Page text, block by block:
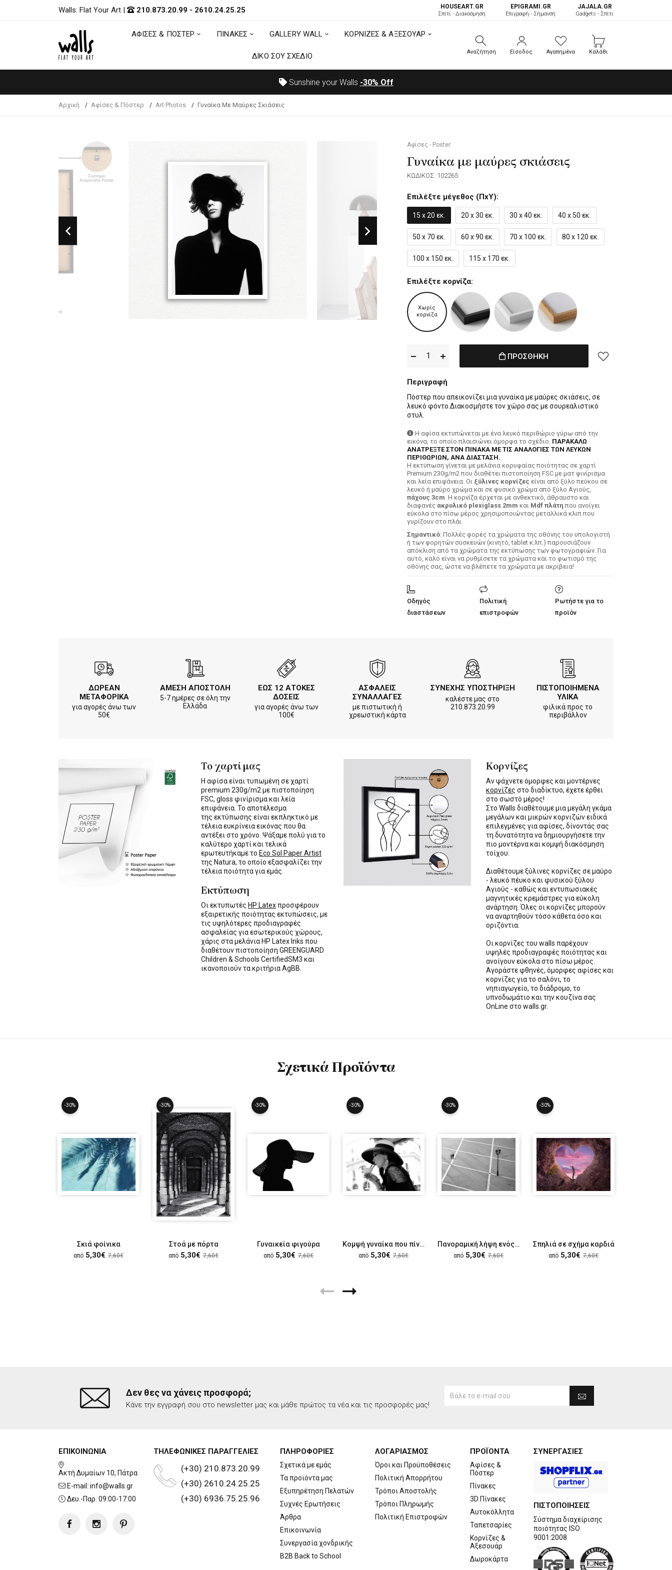
ΑΦΙΣΕΣ & ΠΟΣΤΕΡ ΠΙΝΑΚΕΣ
ΔΙΚΟ ΣΟΥ ΣΧΕΔΙΟ
Walls: Flat Your Art | 210.873.20.99 - 2610.24.25.25 HOUSEART.GR
Σπίτι - Διακόσμηση
ΕPIGRAMI.GR
Επιγραφή - Σήμανση
JAJALA.GR
Gadgets - Σπίτι
ΑΦΙΣΕΣ & ΠΟΣΤΕΡ ΠΙΝΑΚΕΣ GALLERY WALL ΚΟΡΝΙΖΕΣ & ΑΞΕΣΟΥΑΡ
ΔΙΚΟ ΣΟΥ ΣΧΕΔΙΟ Αναζήτηση Είσοδος Αγαπημένα Καλάθι
Sunshine your Walls -30% Off
Αρχική Αφίσες & Πόστερ Art Photos Γυναίκα Με Μαύρες Σκιάσεις
Αφίσες - Poster
Γυναίκα με μαύρες σκιάσεις
ΚΩΔΙΚΟΣ: 102265
Επιλέξτε μέγεθος (ΠxΥ):
15 x 20 εκ. 20 x 30 εκ. 30 x 40 εκ. 40 x 50 εκ.
50 x 70 εκ. 60 x 90 εκ. 70 x 100 εκ. 80 x 120 εκ.
100 x 150 εκ. 115 x 170 εκ.
Επιλέξτε κορνίζα:
Χωρίς
κορνίζα
ΠΡΟΣΘΗΚΗ
Περιγραφή
Πόστερ που απεικονίζει μια γυναίκα με μαύρες σκιάσεις, σε
λευκό φόντο.Διακοσμήστε τον χώρο σας με σουρεαλιστικό
στυλ.
Η αφίσα εκτυπώνεται με ένα λευκό περιθώριο γύρω από την
εικόνα, το οποίο πλαισιώνει όμορφα το σχέδιο. ΠΑΡΑΚΑΛΩ
ΑΝΑΤΡΕΞΤΕ ΣΤΟΝ ΠΙΝΑΚΑ ΜΕ ΤΙΣ ΑΝΑΛΟΓΙΕΣ ΤΩΝ ΛΕΥΚΩΝ
ΠΕΡΙΘΩΡΙΩΝ, ΑΝΑ ΔΙΑΣΤΑΣΗ.
H εκτύπωση γίνεται με μελάνια κορυφαίας ποιότητας σε χαρτί
Premium 230g/m2 που διαθέτει πιστοποίηση FSC με ματ φινίρισμα
και λεία επιφάνεια. Οι ξύλινες κορνίζες είναι από ξύλο πεύκου σε
λευκό ή μαύρο χρώμα και σε φυσικό χρώμα από ξύλο Αγιούς,
πάχους 3cm. Η κορνίζα έρχεται με ανθεκτικό, άθραυστο και
διαφανές ακρυλικό plexiglass 2mm και Mdf πλάτη που ανοίγει
εύκολα στο πίσω μέρος χρησιμοποιώντας μεταλλικά κλιπ που
γυρίζουν στο πλάι.
Σημαντικό: Πολλές φορές τα χρώματα της οθόνης του υπολογιστή
ή των φορητών συσκευών (κινητό, tablet κ.λπ.) παρουσιάζουν
απόκλιση από τα χρώματα της εκτύπωσης των φωτογραφιών. Για
αυτό, καλό είναι να ρυθμίσετε τα χρώματα και το φωτισμό της
οθόνης σας, ώστε να βλέπετε τα χρώματα με ακρίβεια!
Οδηγός
διαστάσεων
Πολιτική
επιστροφών
Ρωτήστε για το
προϊόν
ΔΩΡΕΑΝ
ΜΕΤΑΦΟΡΙΚΑ
για αγορές άνω των
50€
ΑΜΕΣΗ ΑΠΟΣΤΟΛΗ
5-7 ημέρες σε όλη την
Ελλάδα
ΕΩΣ 12 ΑΤΟΚΕΣ
ΔΟΣΕΙΣ
για αγορές άνω των
100€
ΑΣΦΑΛΕΙΣ
ΣΥΝΑΛΛΑΓΕΣ
με πιστωτική ή
χρεωστική κάρτα
ΣΥΝΕΧΗΣ ΥΠΟΣΤΗΡΙΞΗ
καλέστε μας στο
210.873.20.99
ΠΙΣΤΟΠΟΙΗΜΕΝΑ
ΥΛΙΚΑ
φιλικά προς το
περιβάλλον
Το χαρτί μας
Η αφίσα είναι τυπωμένη σε χαρτί
premium 230g/m2 με πιστοποίηση
FSC, gloss φινίρισμα και λεία
επιφάνεια. Το αποτέλεσμα
της εκτύπωσης είναι εκπληκτικό με
τέλεια ευκρίνεια εικόνας που θα
αντέξει στο χρόνο. Ψάξαμε πολύ για το
καλύτερο χαρτί και τελικά
ερωτευτήκαμε το Eco Sol Paper Artist
της Natura, το οποίο εξασφαλίζει την
τέλεια ποιότητα για εμάς.
Εκτύπωση
Οι εκτυπωτές HP Latexπροσφέρουν
εξαιρετικής ποιότητας εκτυπώσεις, με
τις υψηλότερες προδιαγραφές
ασφαλείας για εσωτερικούς χώρους,
χάρις στα μελάνια HP Latex Inks που
διαθέτουν πιστοποίηση GREENGUARD
Children & Schools CertifiedSM3 και
ικανοποιούν τα κριτήρια AgBB.
Κορνίζες
Αν ψάχνετε όμορφες και μοντέρνες
κορνίζες στο διαδίκτυο, έχετε έρθει
στο σωστό μέρος!
Στο Walls διαθέτουμε μια μεγάλη γκάμα
μεγάλων και μικρών κορνιζών ειδικά
επιλεγμένες για αφίσες, δίνοντάς σας
τη δυνατότητα να δημιουργήσετε την
πιο μοντέρνα και κομψή διακόσμηση
τοίχου.
Διαθέτουμε ξύλινες κορνίζες σε μαύρο
- λευκό πέυκο και φυσικού ξύλου
Αγιούς - καθώς και εντυπωσιακές
μαγνητικές κρεμάστρες για εύκολη
ανάρτηση. Όλες οι κορνίζες μπορούν
να αναρτηθούν τόσο κάθετα όσο και
οριζόντια.
Οι κορνίζες του walls παρέχουν
υψηλές προδιαγραφές ποιότητας και
ανοίγουν εύκολα στο πίσω μέρος.
Αγοράστε φθηνές, όμορφες αφίσες και
κορνίζες για το σαλόνι, το
νηπιαγωγείο, το διάδρομο, το
υπνοδωμάτιο και την κουζίνα σας
OnLine στο walls.gr.
Σχετικά Προϊόντα
-30%
Σκιά φοίνικα
από 5,30€ 7,60€
-30%
Στοά με πόρτα
από 5,30€ 7,60€
-30%
Γυναικεία φιγούρα
από 5,30€ 7,60€
-30%
Κομψή γυναίκα που πίνει το κοκτέιλ της
από 5,30€ 7,60€
-30%
Πανοραμική λήψη ενός πεζόδρομου
από 5,30€ 7,60€
-30%
Σπηλιά σε σχήμα καρδιά
από 5,30€ 7,60€
Δεν θες να χάνεις προσφορά;
Κάνε την εγγραφή σου στο newsletter μας και μάθε πρώτος τα νέα και τις προσφορές μας!
ΕΠΙΚΟΙΝΩΝΙΑ
Ακτή Δυμαίων 10, Πάτρα
E-mail: info@walls.gr
Δευ.-Παρ. 09:00-17:00
ΤΗΛΕΦΩΝΙΚΕΣ ΠΑΡΑΓΓΕΛΙΕΣ
(+30) 210.873.20.99
(+30) 2610.24.25.25
(+30) 6936.75.25.96
ΠΛΗΡΟΦΟΡΙΕΣ
Σχετικά με εμάς
Τα προϊόντα μας
Εξυπηρέτηση Πελατών
Συχνές Ερωτήσεις
Άρθρα
Επικοινωνία
Συνεργασία χονδρικής
B2B Back to School
ΛΟΓΑΡΙΑΣΜΟΣ
Όροι και Προϋποθέσεις
Πολιτική Απορρήτου
Τρόποι Αποστολής
Τρόποι Πληρωμής
Πολιτική Επιστροφών
ΠΡΟΪΟΝΤΑ
Αφίσες &
Πόστερ
Πίνακες
3D Πίνακες
Αυτοκόλλητα
Ταπετσαρίες
Κορνίζες &
Αξεσουάρ
Δωροκάρτα
ΣΥΝΕΡΓΑΣΙΕΣ
ΠΙΣΤΟΠΟΙΗΣΕΙΣ
Σύστημα διαχείρισης
ποιότητας ISO
9001:2008